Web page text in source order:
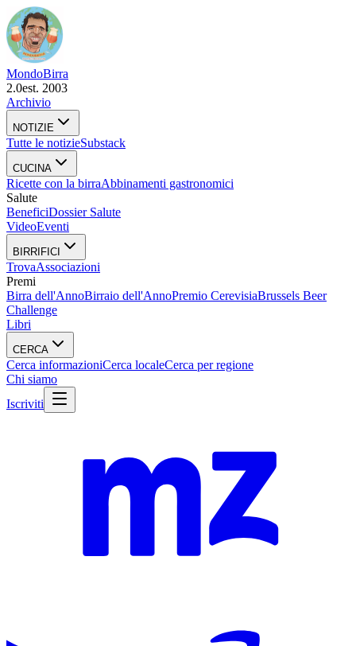
MondoBirra
2.0est. 2003
Archivio
NOTIZIE
Tutte le notizieSubstack
CUCINA
Ricette con la birraAbbinamenti gastronomici
Salute
BeneficiDossier Salute
VideoEventi
BIRRIFICI
TrovaAssociazioni
Premi
Birra dell'AnnoBirraio dell'AnnoPremio CerevisiaBrussels Beer
Challenge
Libri
CERCA
Cerca informazioniCerca localeCerca per regione
Chi siamo
Iscriviti